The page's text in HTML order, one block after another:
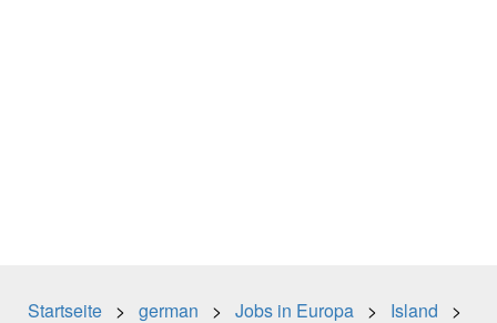
Startseite> german > Jobs in Europa> Island >